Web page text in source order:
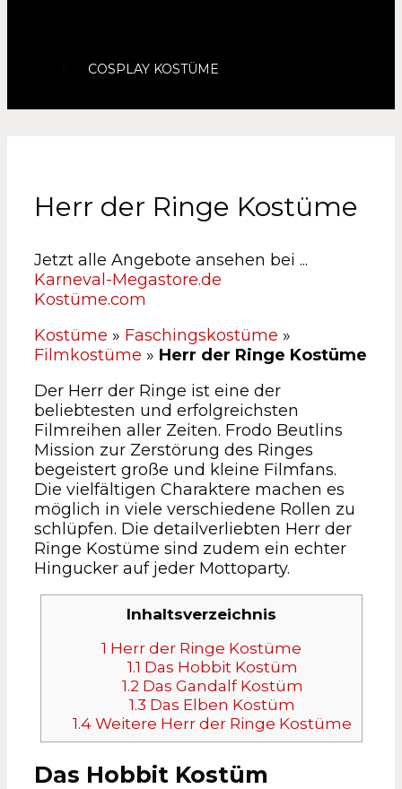
COSPLAY KOSTÜME
Herr der Ringe Kostüme
Jetzt alle Angebote ansehen bei ...
Karneval-Megastore.de
Kostüme.com
Kostüme » Faschingskostüme »
Filmkostüme » Herr der Ringe Kostüme
Der Herr der Ringe ist eine der
beliebtesten und erfolgreichsten
Filmreihen aller Zeiten. Frodo Beutlins
Mission zur Zerstörung des Ringes
begeistert große und kleine Filmfans.
Die vielfältigen Charaktere machen es
möglich in viele verschiedene Rollen zu
schlüpfen. Die detailverliebten Herr der
Ringe Kostüme sind zudem ein echter
Hingucker auf jeder Mottoparty.
Inhaltsverzeichnis
1 Herr der Ringe Kostüme
1.1 Das Hobbit Kostüm
1.2 Das Gandalf Kostüm
1.3 Das Elben Kostüm
1.4Weitere Herr der Ringe Kostüme
Das Hobbit Kostüm